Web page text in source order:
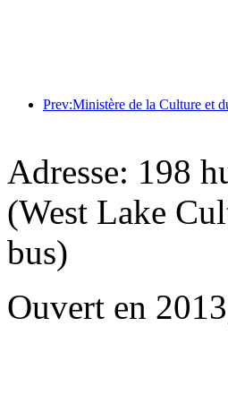
Adresse: 198
(West Lake
bus)
Ouvert en